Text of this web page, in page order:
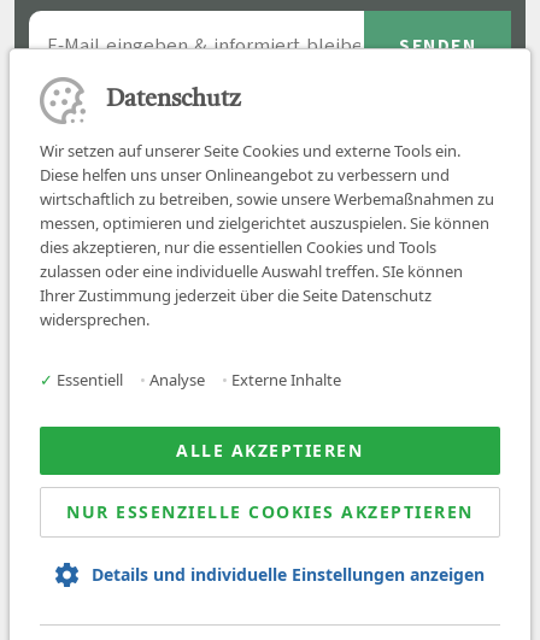
Job finden
Über uns
News
© 2026 Sanovetis. All rights reserved.
Datenschutz
Wir setzen auf unserer Seite Cookies und externe Tools ein.
Diese helfen uns unser Onlineangebot zu verbessern und
wirtschaftlich zu betreiben, sowie unsere Werbemaßnahmen zu
messen, optimieren und zielgerichtet auszuspielen. Sie können
dies akzeptieren, nur die essentiellen Cookies und Tools
zulassen oder eine individuelle Auswahl treffen. SIe können
Ihrer Zustimmung jederzeit über die Seite Datenschutz
widersprechen.
✓ Essentiell • Analyse • Externe Inhalte
ALLE AKZEPTIEREN
NUR ESSENZIELLE COOKIES AKZEPTIEREN
Details und individuelle Einstellungen anzeigen